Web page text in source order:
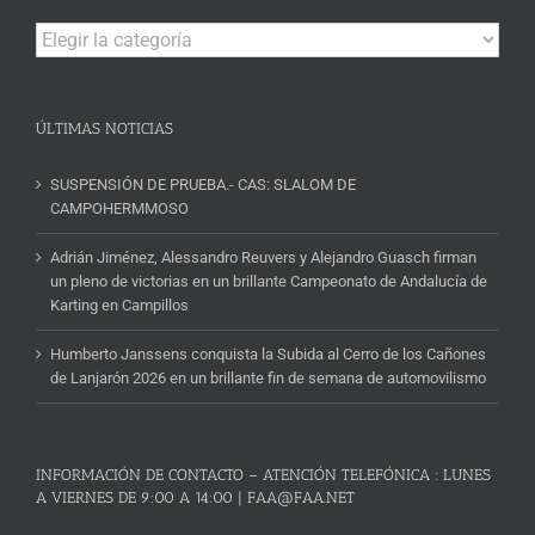
Campeonatos
y
ÚLTIMAS NOTICIAS
SUSPENSIÓN DE PRUEBA.- CAS: SLALOM DE
CAMPOHERMMOSO
Adrián Jiménez, Alessandro Reuvers y Alejandro Guasch firman
un pleno de victorias en un brillante Campeonato de Andalucía de
Karting en Campillos
Humberto Janssens conquista la Subida al Cerro de los Cañones
de Lanjarón 2026 en un brillante fin de semana de automovilismo
INFORMACIÓN DE CONTACTO – ATENCIÓN TELEFÓNICA : LUNES
A VIERNES DE 9:00 A 14:00 | FAA@FAA.NET